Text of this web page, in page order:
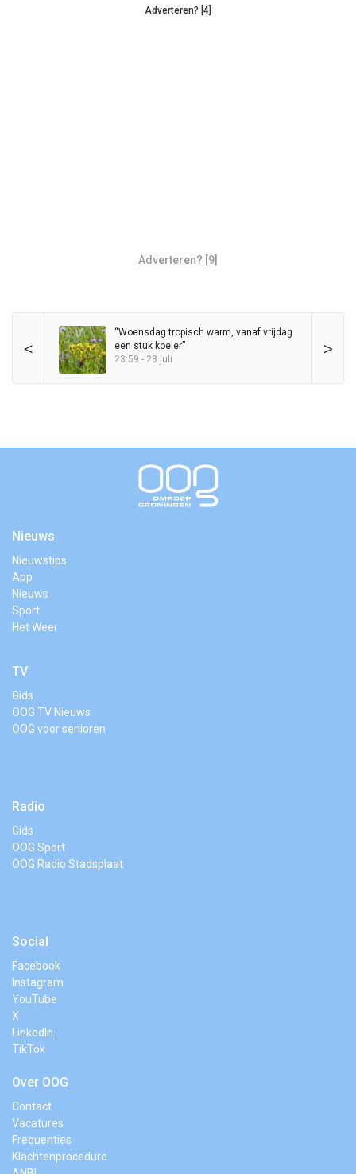
Adverteren? [4]
Adverteren? [9]
< >
“Woensdag tropisch warm, vanaf vrijdag
een stuk koeler”
23:59 - 28 juli
Nieuws
Nieuwstips
App
Nieuws
Sport
Het Weer
TV
Gids
OOG TV Nieuws
OOG voor senioren
Radio
Gids
OOG Sport
OOG Radio Stadsplaat
Social
Facebook
Instagram
YouTube
X
LinkedIn
TikTok
Over OOG
Contact
Vacatures
Frequenties
Klachtenprocedure